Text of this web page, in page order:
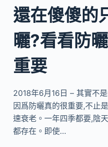
還在傻傻的
曬?看看防
重要
2018年6月16日 – 其實不
因爲防曬真的很重要,不止
速衰老。一年四季都要,陰
都存在。即使…